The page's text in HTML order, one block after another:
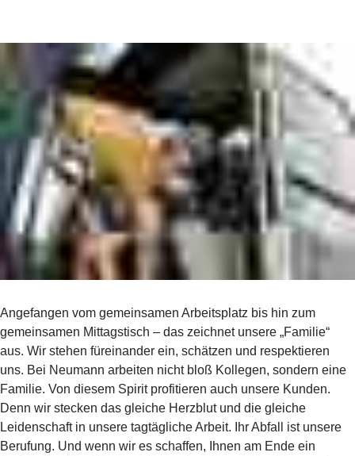
Angefangen vom gemeinsamen Arbeitsplatz bis hin zum
gemeinsamen Mittagstisch – das zeichnet unsere „Familie“
aus. Wir stehen füreinander ein, schätzen und respektieren
uns. Bei Neumann arbeiten nicht bloß Kollegen, sondern eine
Familie. Von diesem Spirit profitieren auch unsere Kunden.
Denn wir stecken das gleiche Herzblut und die gleiche
Leidenschaft in unsere tagtägliche Arbeit. Ihr Abfall ist unsere
Berufung. Und wenn wir es schaffen, Ihnen am Ende ein